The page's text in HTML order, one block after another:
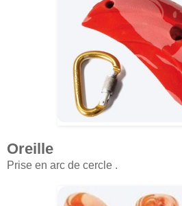
Oreille
Prise en arc de cercle .